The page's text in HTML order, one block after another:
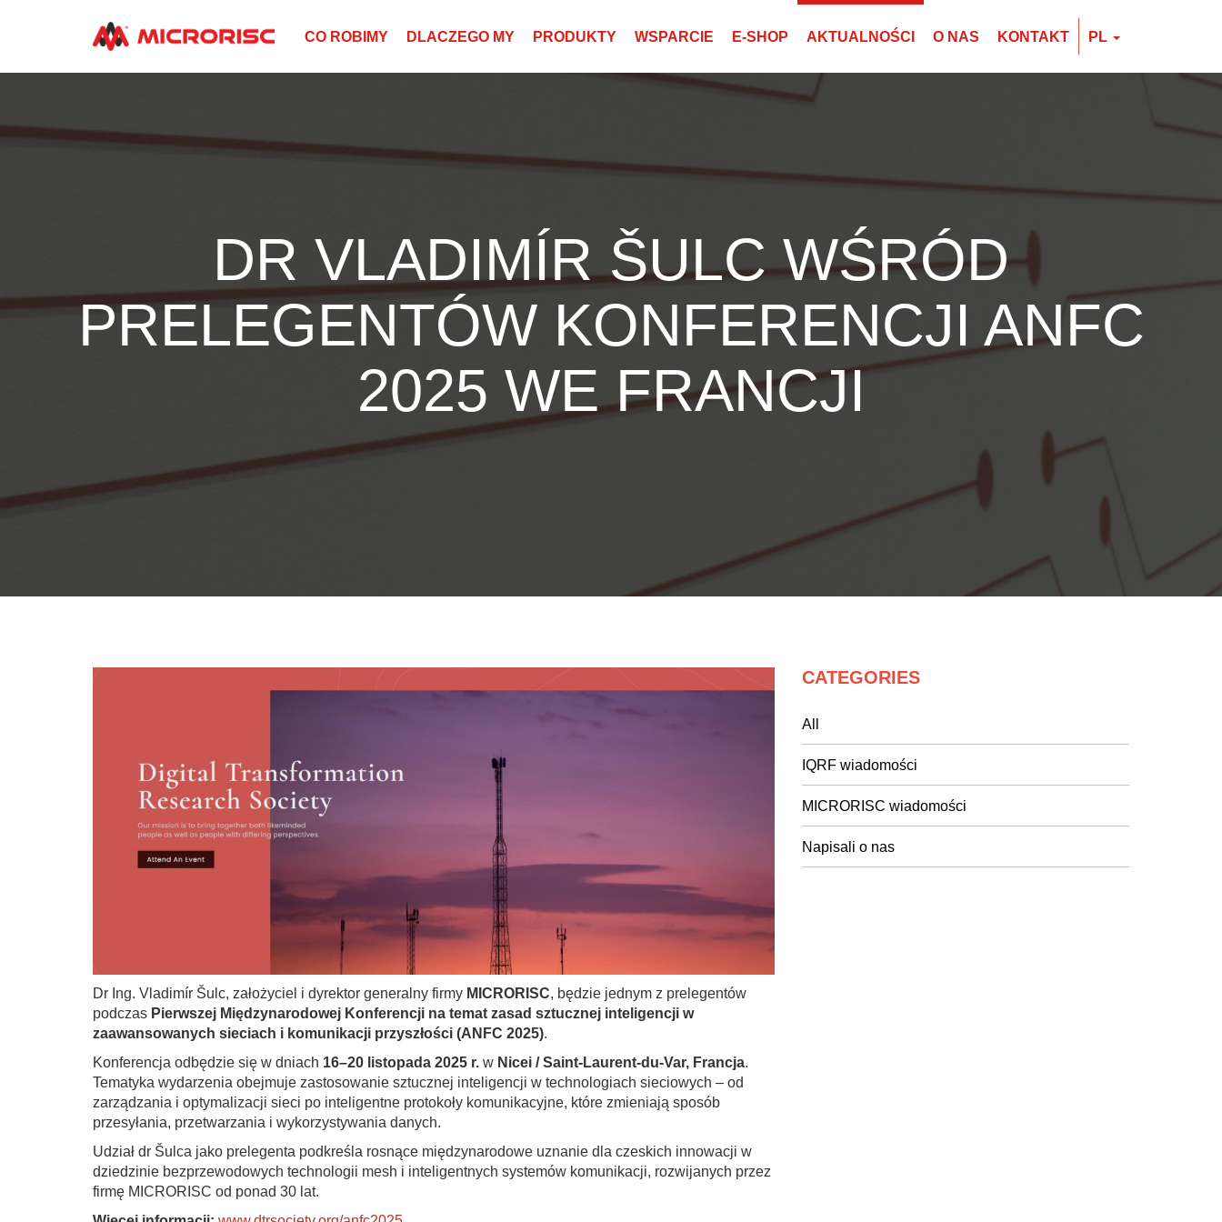
CO ROBIMY DLACZEGO MY PRODUKTY WSPARCIE E-SHOP AKTUALNOŚCI O NAS KONTAKT PL
DR VLADIMÍR ŠULC WŚRÓD
PRELEGENTÓW KONFERENCJI ANFC
2025 WE FRANCJI
Dr Ing. Vladimír Šulc, założyciel i dyrektor generalny firmy MICRORISC, będzie jednym z prelegentów
podczas Pierwszej Międzynarodowej Konferencji na temat zasad sztucznej inteligencji w
zaawansowanych sieciach i komunikacji przyszłości (ANFC 2025).
Konferencja odbędzie się w dniach 16–20 listopada 2025 r. w Nicei / Saint-Laurent-du-Var, Francja.
Tematyka wydarzenia obejmuje zastosowanie sztucznej inteligencji w technologiach sieciowych – od
zarządzania i optymalizacji sieci po inteligentne protokoły komunikacyjne, które zmieniają sposób
przesyłania, przetwarzania i wykorzystywania danych.
Udział dr Šulca jako prelegenta podkreśla rosnące międzynarodowe uznanie dla czeskich innowacji w
dziedzinie bezprzewodowych technologii mesh i inteligentnych systemów komunikacji, rozwijanych przez
firmę MICRORISC od ponad 30 lat.
CATEGORIES
All
IQRF wiadomości
MICRORISC wiadomości
Napisali o nas